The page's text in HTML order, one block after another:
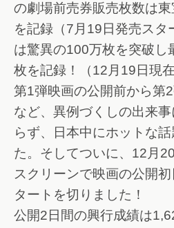
の劇場前売券販売枚数は
を記録（7月19日発売スタ
は驚異の100万枚を突破し
枚を記録！（12月19日現在
第1弾映画の公開前から第
など、異例づくしの出来
らず、日本中にホットな
た。そしてついに、12月
スクリーンで映画の公開
タートを切りました！
公開2日間の興行成績は